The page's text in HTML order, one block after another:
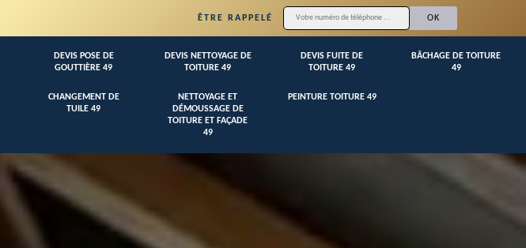
ÊTRE RAPPELÉ
DEVIS POSE DE
GOUTTIÈRE 49
DEVIS NETTOYAGE DE
TOITURE 49
DEVIS FUITE DE
TOITURE 49
BÂCHAGE DE TOITURE
49
CHANGEMENT DE
TUILE 49
NETTOYAGE ET
DÉMOUSSAGE DE
TOITURE ET FAÇADE
49
PEINTURE TOITURE 49